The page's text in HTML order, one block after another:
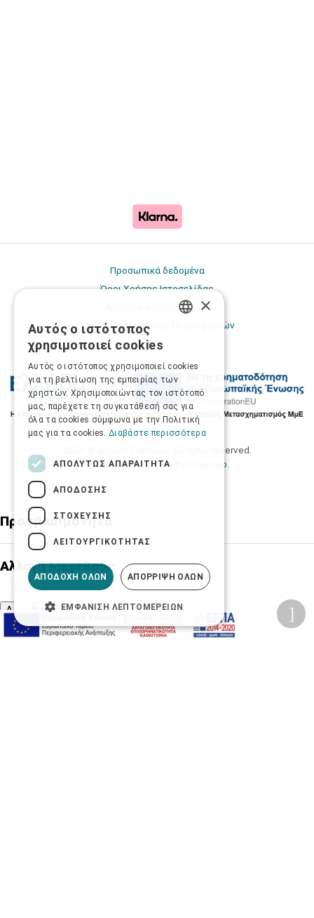
Προσωπικά δεδομένα
Όροι Χρήσης Ιστοσελίδας
Ασφάλεια συναλλαγών
Πολιτική Ασφάλειας Πληροφοριών
2026 © Δίγκας Γ. Ιατρικά. All rights reserved.
Developed with care by
Totalweb
Προσβασιμότητα
Αλλαγή Μεγέθους
A-
A
Αλλαγή Γραμματοσειράς
×
Αυτός ο ιστότοπος
χρησιμοποιεί cookies
Αυτός ο ιστότοπος χρησιμοποιεί cookies
για τη βελτίωση της εμπειρίας των
χρηστών. Χρησιμοποιώντας τον ιστότοπό
μας, παρέχετε τη συγκατάθεσή σας για
όλα τα cookies σύμφωνα με την Πολιτική
μας για τα cookies. Διαβάστε περισσότερα
ΑΠΟΛΎΤΩΣ ΑΠΑΡΑΊΤΗΤΑ
ΑΠΌΔΟΣΗΣ
ΣΤΌΧΕΥΣΗΣ
ΛΕΙΤΟΥΡΓΙΚΌΤΗΤΑΣ
ΑΠΟΔΟΧΉ ΌΛΩΝ ΑΠΌΡΡΙΨΗ ΌΛΩΝ
ΕΜΦΆΝΙΣΗ ΛΕΠΤΟΜΕΡΕΙΏΝ